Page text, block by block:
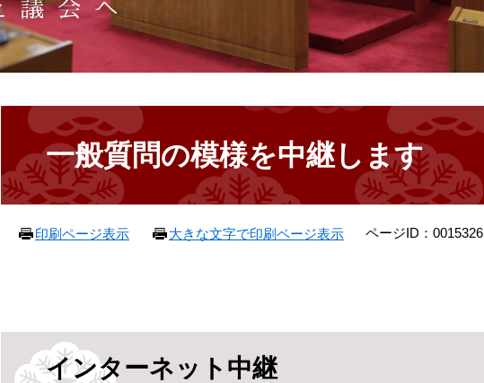
一般質問の模様を中継します
印刷ページ表示 大きな文字で印刷ページ表示 ページID：0015326
インターネット中継